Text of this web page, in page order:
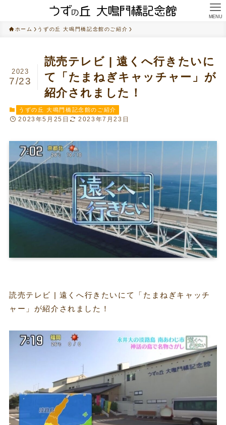
MENU
ホーム うずの丘 大鳴門橋記念館のご紹介
読売テレビ | 遠くへ行きたいに
て「たまねぎキャッチャー」が
紹介されました！
2023
7/23
うずの丘 大鳴門橋記念館のご紹介
2023年5月25日 2023年7月23日
読売テレビ | 遠くへ行きたいにて「たまねぎキャッチ
ャー」が紹介されました！